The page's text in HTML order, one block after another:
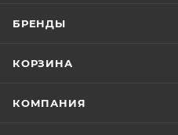
БРЕНДЫ
КОРЗИНА
КОМПАНИЯ